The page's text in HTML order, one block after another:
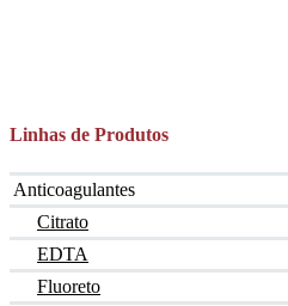
Linhas de Produtos
Anticoagulantes
Citrato
EDTA
Fluoreto